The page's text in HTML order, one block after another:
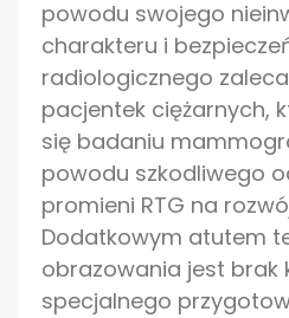
powodu swojego
charakteru i
radiologicznego
pacjentek ciężarnych,
się badaniu
powodu szkodliwego
promieni RTG na
Dodatkowym atutem
obrazowania jest brak
specjalnego